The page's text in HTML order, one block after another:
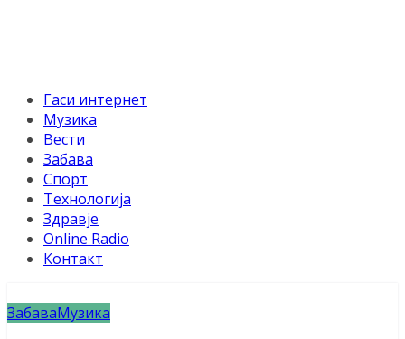
Гаси интернет
Музика
Вести
Забава
Спорт
Технологија
Здравје
Online Radio
Контакт
ЗабаваМузика